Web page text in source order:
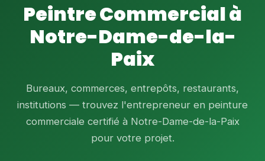
Peintre Commercial à
Notre-Dame-de-la-
Paix
Bureaux, commerces, entrepôts, restaurants,
institutions — trouvez l'entrepreneur en peinture
commerciale certifié à Notre-Dame-de-la-Paix
pour votre projet.